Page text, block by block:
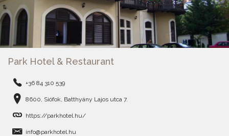
Park Hotel & Restaurant
+36 84 310 539
8600, Siófok, Batthyány Lajos utca 7.
https://parkhotel.hu/
info@parkhotel.hu